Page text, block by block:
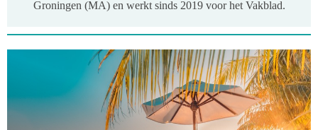
Groningen (MA) en werkt sinds 2019 voor het Vakblad.